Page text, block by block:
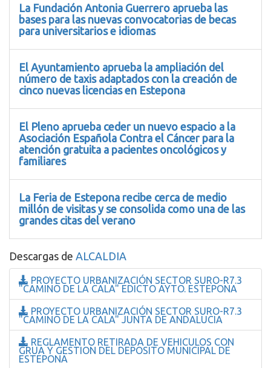
La Fundación Antonia Guerrero aprueba las
bases para las nuevas convocatorias de becas
para universitarios e idiomas
El Ayuntamiento aprueba la ampliación del
número de taxis adaptados con la creación de
cinco nuevas licencias en Estepona
El Pleno aprueba ceder un nuevo espacio a la
Asociación Española Contra el Cáncer para la
atención gratuita a pacientes oncológicos y
familiares
La Feria de Estepona recibe cerca de medio
millón de visitas y se consolida como una de las
grandes citas del verano
Descargas de ALCALDIA
PROYECTO URBANIZACIÓN SECTOR SURO-R7.3
"CAMINO DE LA CALA" EDICTO AYTO. ESTEPONA
PROYECTO URBANIZACIÓN SECTOR SURO-R7.3
"CAMINO DE LA CALA" JUNTA DE ANDALUCIA
REGLAMENTO RETIRADA DE VEHICULOS CON
GRUA Y GESTION DEL DEPOSITO MUNICIPAL DE
ESTEPONA